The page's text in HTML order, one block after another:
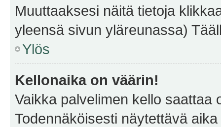
Muuttaaksesi näitä tietoja
yleensä sivun yläreunassa)
Ylös
Kellonaika on väärin!
Vaikka palvelimen kello saattaa
Todennäköisesti näytettävä